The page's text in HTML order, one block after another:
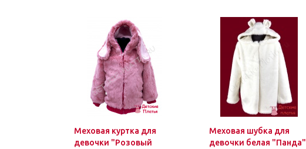
Меховая куртка для
девочки "Розовый
Меховая шубка для
девочки белая "Панда"